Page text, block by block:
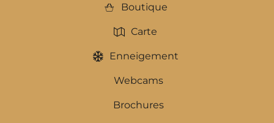
Boutique
Carte
Enneigement
Webcams
Brochures